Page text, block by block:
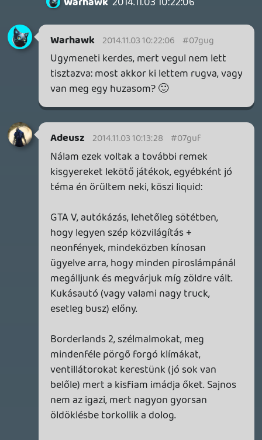
siklara 2014.11.01 16:52:49
siklara 2014.11.01 16:52:49
vele. Fél napja próbálom gatyába rázni, és
még mindig valami iszonyat, ahogy fut.
Nálam nem fagy, de rémesen hullámzik az
FPS, miközben még elég ronda is, az
options menü meg tök bugos, úgyhogy
visszaállítja a korábbi beállításokat, hogy a
készítők minden fix-javaslatát
végigzongoráztam már. Felraktam a
telepítettem, de mintha csak egyre
rosszabb lenne... kezdek kifogyni az
fozelek 2014.11.01 15:28:39
Karez 2014.11.01 16:04:29 #07gu1
BTW, ez a családbarát Hatred előzetes még
talán egy jó játék hangulatát is sugallja 😃
2014.11.01 15:50:53#07gu0
Furcsa még nekem ezek a 5-6-12 gigás